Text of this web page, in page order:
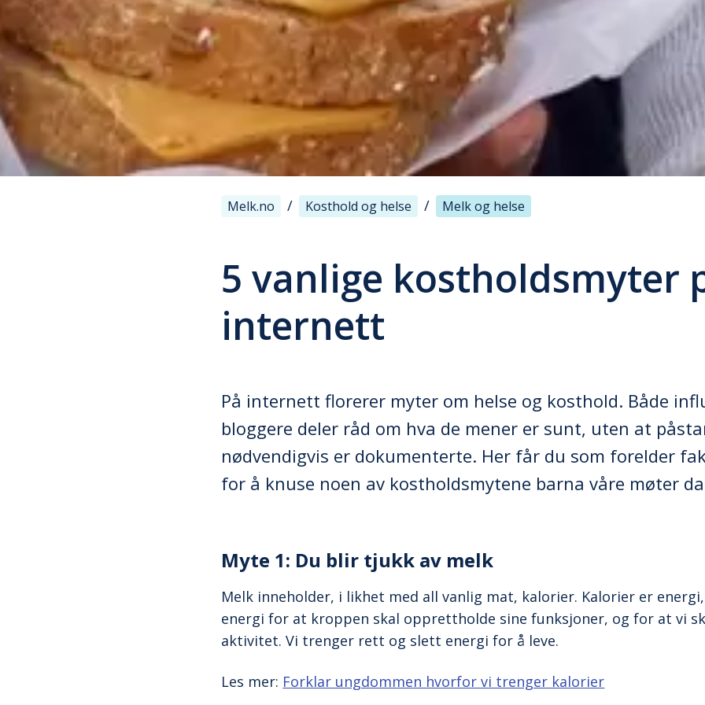
Melk.no / Kosthold og helse / Melk og helse
5 vanlige kostholdsmyter
internett
På internett florerer myter om helse og kosthold. Både
bloggere deler råd om hva de mener er sunt, uten at
nødvendigvis er dokumenterte. Her får du som forelder
for å knuse noen av kostholdsmytene barna våre møter
Myte 1: Du blir tjukk av melk
Melk inneholder, i likhet med all vanlig mat, kalorier. Kalorier er
energi for at kroppen skal opprettholde sine funksjoner, og for at vi
aktivitet. Vi trenger rett og slett energi for å leve.
Les mer: Forklar ungdommen hvorfor vi trenger kalorier